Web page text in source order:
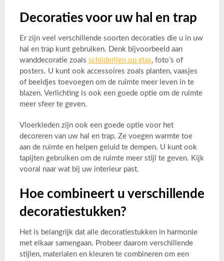
Decoraties voor uw hal en trap
Er zijn veel verschillende soorten decoraties die u in uw
hal en trap kunt gebruiken. Denk bijvoorbeeld aan
wanddecoratie zoals schilderijen op glas, foto’s of
posters. U kunt ook accessoires zoals planten, vaasjes
of beeldjes toevoegen om de ruimte meer leven in te
blazen. Verlichting is ook een goede optie om de ruimte
meer sfeer te geven.
Vloerkleden zijn ook een goede optie voor het
decoreren van uw hal en trap. Ze voegen warmte toe
aan de ruimte en helpen geluid te dempen. U kunt ook
tapijten gebruiken om de ruimte meer stijl te geven. Kijk
vooral naar wat bij uw interieur past.
Hoe combineert u verschillende
decoratiestukken?
Het is belangrijk dat alle decoratiestukken in harmonie
met elkaar samengaan. Probeer daarom verschillende
stijlen, materialen en kleuren te combineren om een